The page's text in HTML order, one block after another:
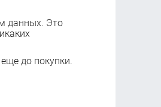
данных. Это
до покупки.